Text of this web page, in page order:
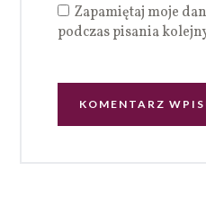
Zapamiętaj moje
podczas pisania